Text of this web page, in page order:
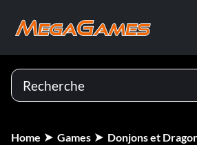
Home Games
Donjons et